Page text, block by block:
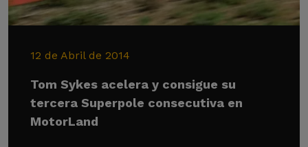
12 de Abril de 2014
Tom Sykes acelera y consigue su
tercera Superpole consecutiva en
MotorLand